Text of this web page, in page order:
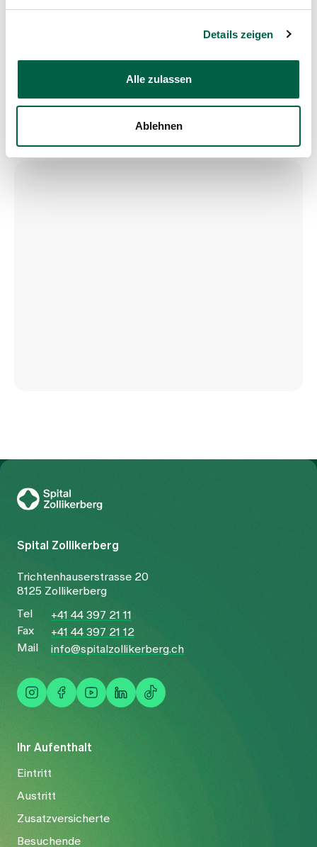
Details zeigen
Alle zulassen
Ablehnen
8125 Zollikerberg
Ihr Aufenthalt
Eintritt
Austritt
Zusatzversicherte
Besuchende
Spital Zollikerberg
Trichtenhauserstrasse 20
8125 Zollikerberg
Tel
+41 44 397 21 11
Fax
+41 44 397 21 12
Mail
info@spitalzollikerberg.ch